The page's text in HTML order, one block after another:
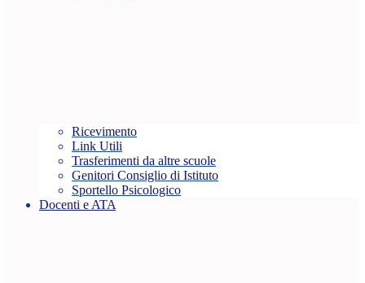
Ricevimento
Link Utili
Trasferimenti da altre scuole
Genitori Consiglio di Istituto
Sportello Psicologico
Docenti e ATA